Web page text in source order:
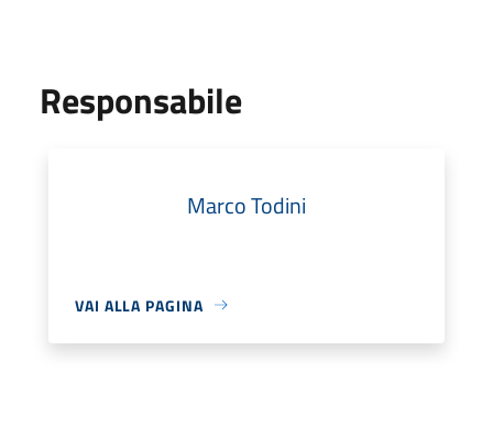
Responsabile
Marco Todini
VAI ALLA PAGINA